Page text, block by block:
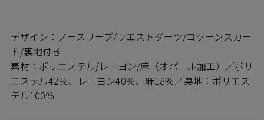
デザイン：ノースリーブ/ウエストダーツ/コクーンスカー
ト/裏地付き
素材：ポリエステル/レーヨン/麻（オパール加工）／ポリ
エステル42％、レーヨン40％、麻18％／裏地：ポリエス
テル100％